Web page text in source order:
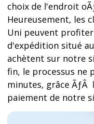
choix de l'endroit
Heureusement, les
Uni peuvent
d'expédition situé
achètent sur notre
fin, le processus ne
minutes, grâce ÃƒÂ
paiement de notre